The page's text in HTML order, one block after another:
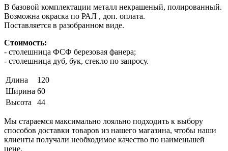
В базовой комплектации металл некрашеный, полированный.
Возможна окраска по РАЛ , доп. оплата.
Поставляется в разобранном виде.
Стоимость:
- столешница ФСФ березовая фанера;
- столешница дуб, бук, стекло по запросу.
Длина
120
Ширина 60
Высота
44
Мы стараемся максимально лояльно подходить к выбору
способов доставки товаров из нашего магазина, чтобы наши
клиенты получали необходимое качество по наименьшей
цене.